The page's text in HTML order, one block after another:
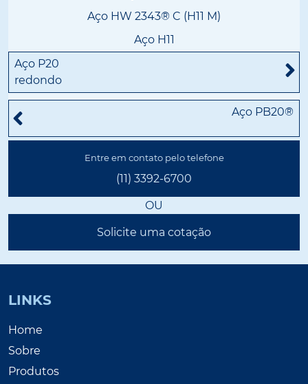
Aço HW 2343® C (H11 M)
Aço H11
Aço P20
redondo
Aço PB20®
Entre em contato pelo telefone
(11) 3392-6700
OU
Solicite uma cotação
LINKS
Home
Sobre
Produtos